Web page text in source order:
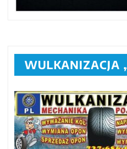
WULKANIZACJA